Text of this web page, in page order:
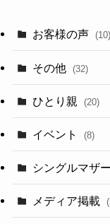
お客様の声 (10)
その他 (32)
ひとり親 (20)
イベント (8)
シングルマザー
メディア掲載